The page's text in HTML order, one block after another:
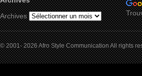
Archives
© 2001- 2026 Afro Style Communication All rights